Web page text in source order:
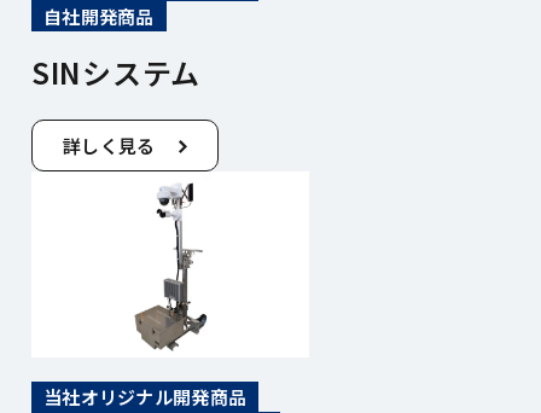
自社開発商品
SINシステム
詳しく見る
当社オリジナル開発商品